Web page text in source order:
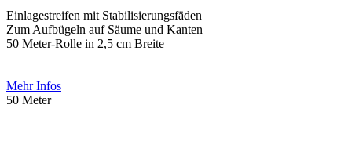
Einlagestreifen mit Stabilisierungsfäden
Zum Aufbügeln auf Säume und Kanten
50 Meter-Rolle in 2,5 cm Breite
Mehr Infos
50 Meter